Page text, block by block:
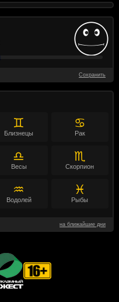
Сохранить
♊
Близнецы
♋
Рак
♎
Весы
♏
Скорпион
♒
Водолей
♓
Рыбы
на ближайшие дни